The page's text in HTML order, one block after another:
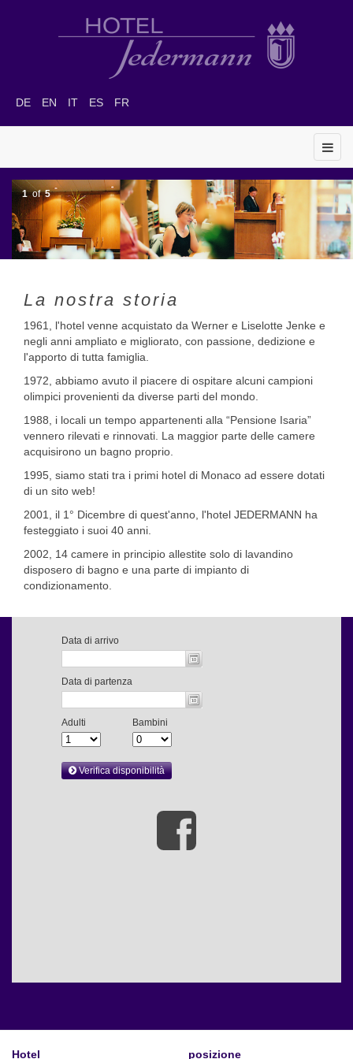
DE EN IT ES FR
1 of 5
La nostra storia
1961, l'hotel venne acquistato da Werner e Liselotte Jenke e
negli anni ampliato e migliorato, con passione, dedizione e
l'apporto di tutta famiglia.
1972, abbiamo avuto il piacere di ospitare alcuni campioni
olimpici provenienti da diverse parti del mondo.
1988, i locali un tempo appartenenti alla “Pensione Isaria”
vennero rilevati e rinnovati. La maggior parte delle camere
acquisirono un bagno proprio.
1995, siamo stati tra i primi hotel di Monaco ad essere dotati
di un sito web!
2001, il 1° Dicembre di quest'anno, l'hotel JEDERMANN ha
festeggiato i suoi 40 anni.
2002, 14 camere in principio allestite solo di lavandino
disposero di bagno e una parte di impianto di
condizionamento.
Hotel posizione